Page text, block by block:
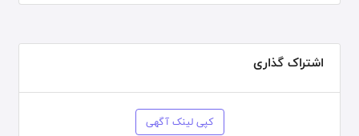
اشتراک گذاری
کپی لینک آگهی